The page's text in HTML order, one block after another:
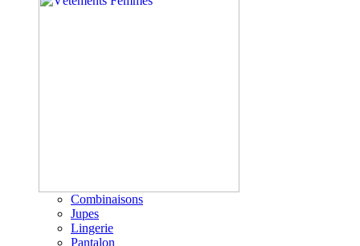
Combinaisons
Jupes
Lingerie
Pantalon